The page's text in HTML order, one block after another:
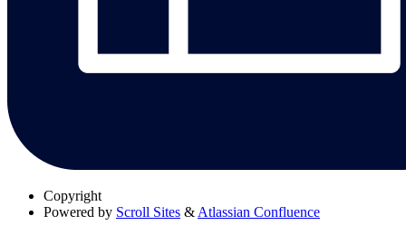
Copyright
Powered by Scroll Sites & Atlassian Confluence